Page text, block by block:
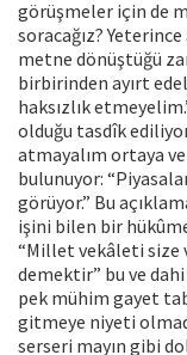
görüşmeler için de
soracağız?
metne dönüştüğü
birbirinden ayırt
haksızlık
olduğu tasdîk
atmayalım ortaya
bulunuyor:
görüyor.” Bu
işini bilen bir
“Millet vekâleti size
demektir” bu ve dahi
pek mühim gayet
gitmeye niyeti
serseri mayın gibi